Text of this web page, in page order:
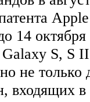
14
S, S
не
входящих